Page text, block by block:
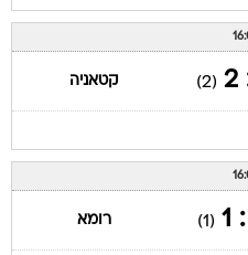
(2) קטאניה
(1) רומא